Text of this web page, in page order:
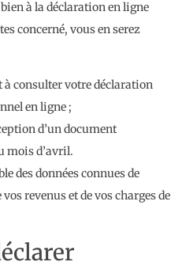
à la déclaration en ligne
concerné, vous en serez
consulter votre déclaration
en ligne ;
d’un document
mois d’avril.
des données connues de
revenus et de vos charges de